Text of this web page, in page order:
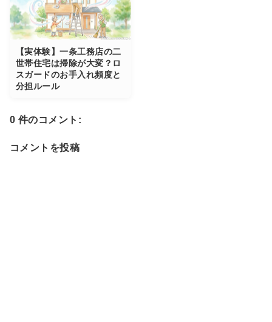
【実体験】一条工務店の二
世帯住宅は掃除が大変？ロ
スガードのお手入れ頻度と
分担ルール
0 件のコメント:
コメントを投稿